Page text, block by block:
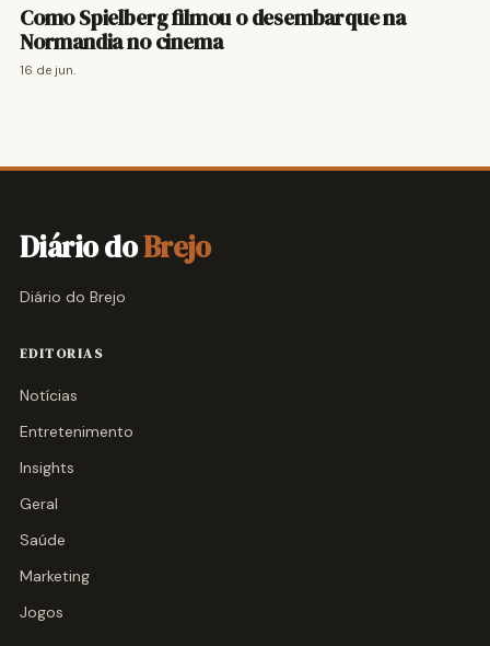
Como Spielberg filmou o desembarque na
Normandia no cinema
16 de jun.
Diário doBrejo
Diário do Brejo
EDITORIAS
Notícias
Entretenimento
Insights
Geral
Saúde
Marketing
Jogos